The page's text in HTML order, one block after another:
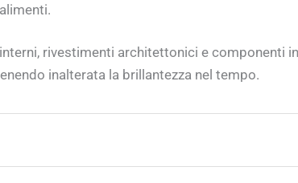
rivestimenti architettonici e componenti
inalterata la brillantezza nel tempo.